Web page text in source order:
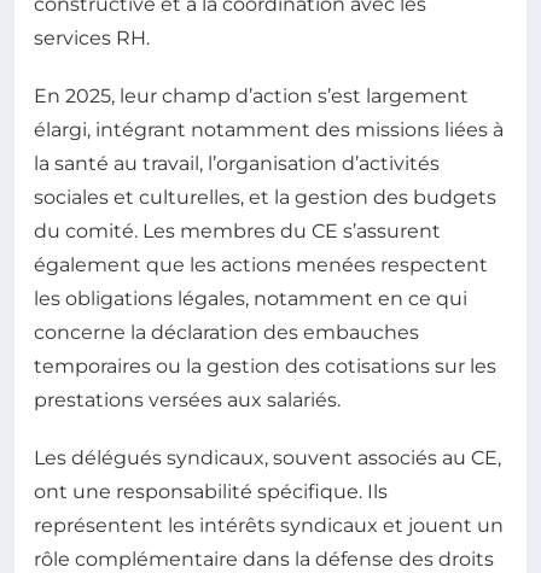
services RH.
En 2025, leur champ d’action s’est largement
élargi, intégrant notamment des missions liées à
la santé au travail, l’organisation d’activités
sociales et culturelles, et la gestion des budgets
du comité. Les membres du CE s’assurent
également que les actions menées respectent
les obligations légales, notamment en ce qui
concerne la déclaration des embauches
temporaires ou la gestion des cotisations sur les
prestations versées aux salariés.
Les délégués syndicaux, souvent associés au CE,
ont une responsabilité spécifique. Ils
représentent les intérêts syndicaux et jouent un
rôle complémentaire dans la défense des droits